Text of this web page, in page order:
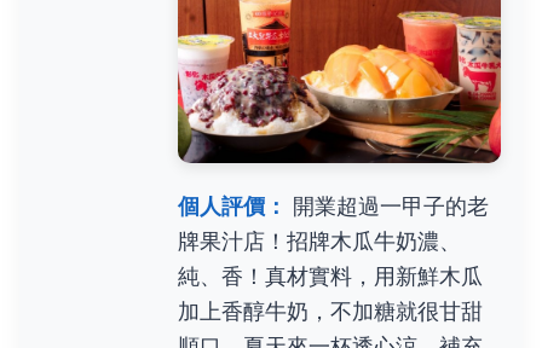
個人評價：
開業超過一甲子的老
牌果汁店！招牌木瓜牛奶濃、
純、香！真材實料，用新鮮木瓜
加上香醇牛奶，不加糖就很甘甜